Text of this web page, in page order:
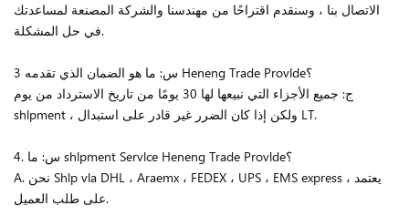
الاتصال بنا ، وسنقدم اقتراحًا من مهندسنا والشركة المصنعة لمساعدتك
في حل المشكلة.
3 س: ما هو الضمان الذي تقدمه Heneng Trade Provlde؟
ج: جميع الأجزاء التي نبيعها لها 30 يومًا من تاريخ الاسترداد من يوم
shlpment ، ولكن إذا كان الضرر غير قادر على استبدال LT.
4. س: ما shlpment Servlce Heneng Trade Provlde؟
A. نحن Shlp vla DHL ، Araemx ، FEDEX ، UPS ، EMS express ، يعتمد
على طلب العميل.